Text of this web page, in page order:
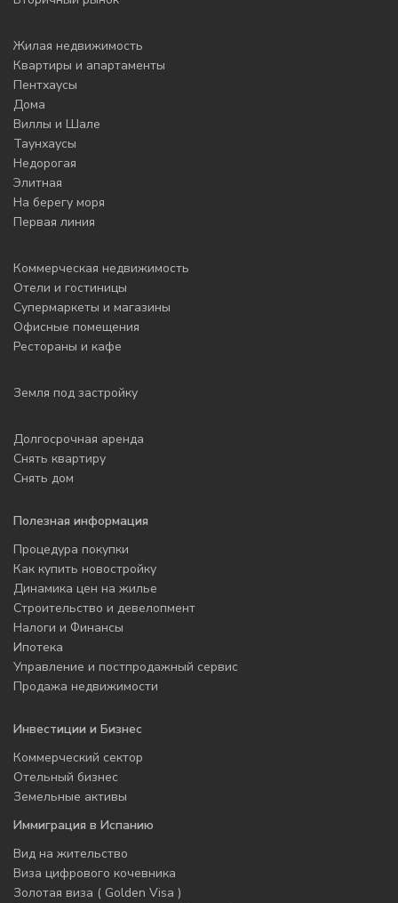
Жилая недвижимость
Квартиры и апартаменты
Пентхаусы
Дома
Виллы и Шале
Таунхаусы
Недорогая
Элитная
На берегу моря
Первая линия
Коммерческая недвижимость
Отели и гостиницы
Супермаркеты и магазины
Офисные помещения
Рестораны и кафе
Земля под застройку
Долгосрочная аренда
Снять квартиру
Снять дом
Полезная информация
Процедура покупки
Как купить новостройку
Динамика цен на жилье
Строительство и девелопмент
Налоги и Финансы
Ипотека
Управление и постпродажный сервис
Продажа недвижимости
Инвестиции и Бизнес
Коммерческий сектор
Отельный бизнес
Земельные активы
Иммиграция в Испанию
Вид на жительство
Виза цифрового кочевника
Золотая виза ( Golden Visa )